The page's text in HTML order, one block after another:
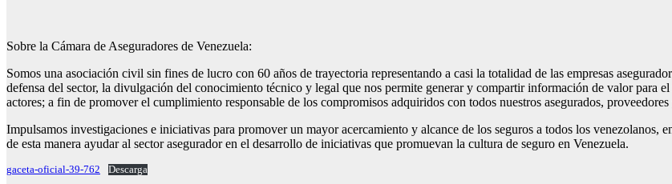
Sobre la Cámara de Aseguradores de Venezuela:
Somos una asociación civil sin fines de lucro con 60 años de trayectoria representando a casi la totalidad de las empresas
defensa del sector, la divulgación del conocimiento técnico y legal que nos permite generar y compartir información de valor para
actores; a fin de promover el cumplimiento responsable de los compromisos adquiridos con todos nuestros asegurados, proveedores
Impulsamos investigaciones e iniciativas para promover un mayor acercamiento y alcance de los seguros a todos los venezolanos,
de esta manera ayudar al sector asegurador en el desarrollo de iniciativas que promuevan la cultura de seguro en Venezuela.
gaceta-oficial-39-762 Descarga